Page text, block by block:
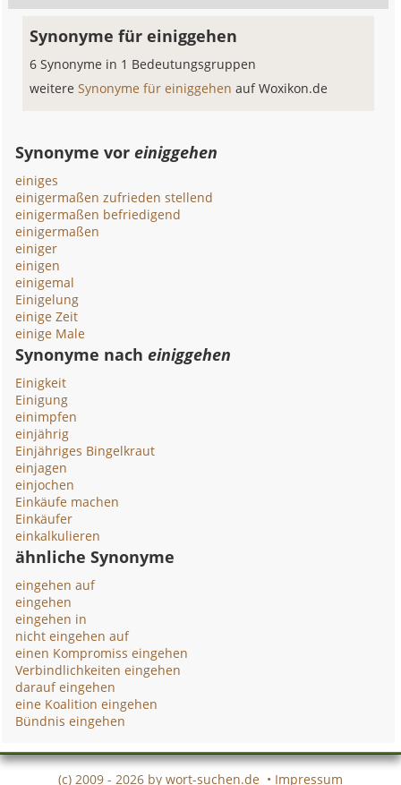
Synonyme für einiggehen
6 Synonyme in 1 Bedeutungsgruppen
weitereSynonyme für einiggehenauf Woxikon.de
Synonyme voreiniggehen
einiges
einigermaßen zufrieden stellend
einigermaßen befriedigend
einigermaßen
einiger
einigen
einigemal
Einigelung
einige Zeit
einige Male
Synonyme nacheiniggehen
Einigkeit
Einigung
einimpfen
einjährig
Einjähriges Bingelkraut
einjagen
einjochen
Einkäufe machen
Einkäufer
einkalkulieren
ähnliche Synonyme
eingehen auf
eingehen
eingehen in
nicht eingehen auf
einen Kompromiss eingehen
Verbindlichkeiten eingehen
darauf eingehen
eine Koalition eingehen
Bündnis eingehen
(c) 2009 - 2026 by wort-suchen.de • Impressum